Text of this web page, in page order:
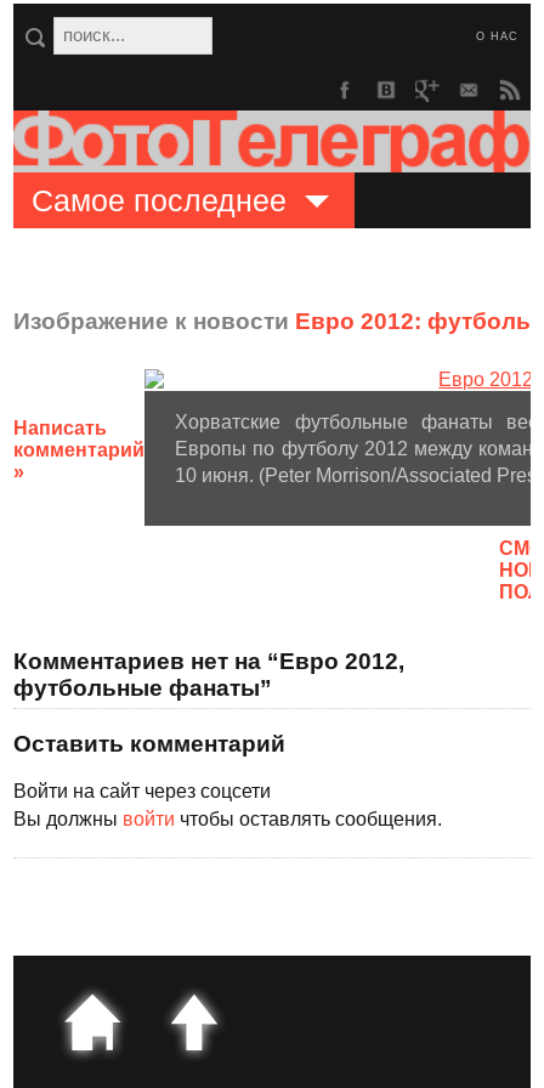
О НАС
Самое последнее
Изображение к новости Евро 2012:
Написать
комментарий
»
Хорватские футбольные фанаты
Европы по футболу 2012 между
10 июня. (Peter Morrison/Associated
Комментариев нет на “Евро 2012,
футбольные фанаты”
Оставить комментарий
Войти на сайт через соцсети
Вы должны войти чтобы оставлять сообщения.